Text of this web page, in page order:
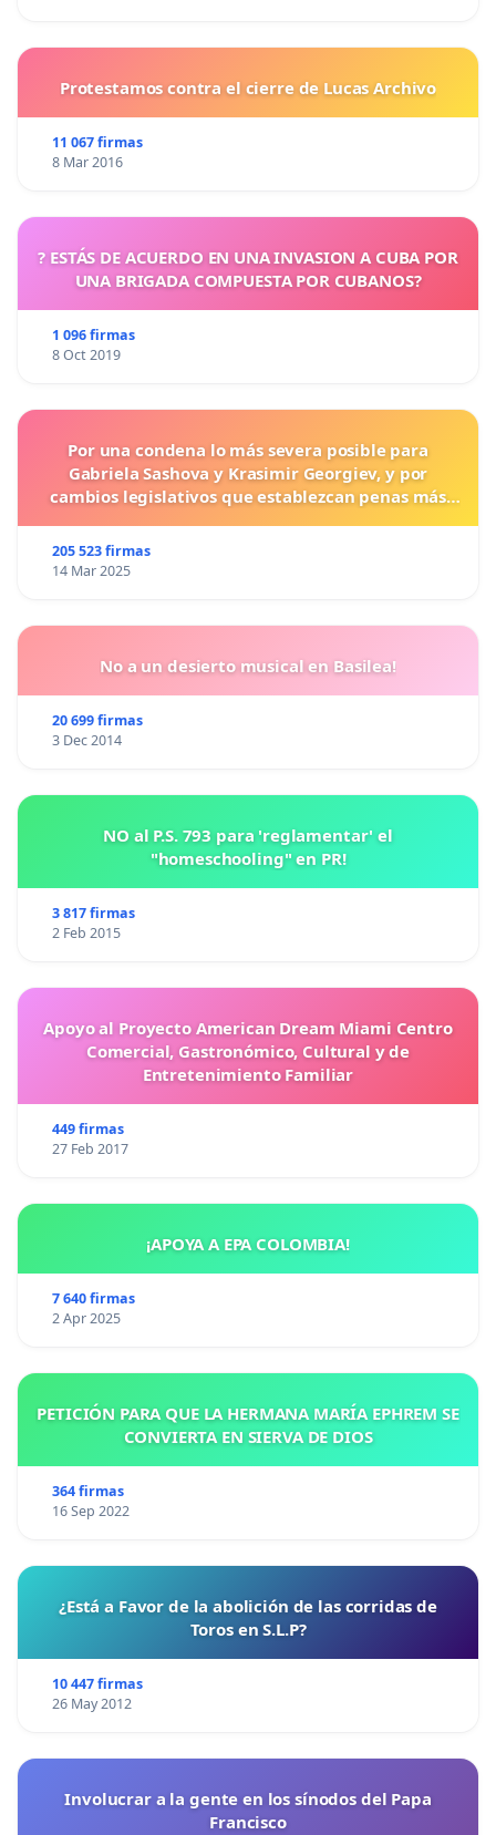
Protestamos contra el cierre de Lucas Archivo
11 067 firmas
8 Mar 2016
? ESTÁS DE ACUERDO EN UNA INVASION A CUBA POR
UNA BRIGADA COMPUESTA POR CUBANOS?
1 096 firmas
8 Oct 2019
Por una condena lo más severa posible para
Gabriela Sashova y Krasimir Georgiev, y por
cambios legislativos que establezcan penas más
205 523 firmas
14 Mar 2025
No a un desierto musical en Basilea!
20 699 firmas
3 Dec 2014
NO al P.S. 793 para 'reglamentar' el
"homeschooling" en PR!
3 817 firmas
2 Feb 2015
Apoyo al Proyecto American Dream Miami Centro
Comercial, Gastronómico, Cultural y de
Entretenimiento Familiar
449 firmas
27 Feb 2017
¡APOYA A EPA COLOMBIA!
7 640 firmas
2 Apr 2025
PETICIÓN PARA QUE LA HERMANA MARÍA EPHREM SE
CONVIERTA EN SIERVA DE DIOS
364 firmas
16 Sep 2022
¿Está a Favor de la abolición de las corridas de
Toros en S.L.P?
10 447 firmas
26 May 2012
Involucrar a la gente en los sínodos del Papa
Francisco